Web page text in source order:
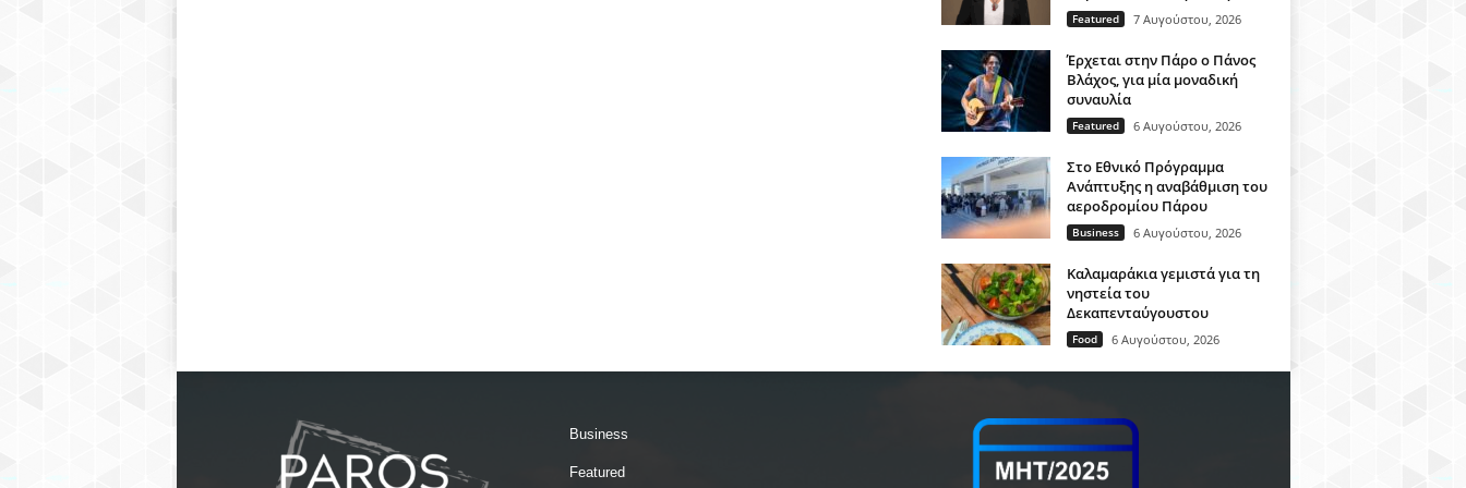
Featured 7 Αυγούστου, 2026
Έρχεται στην Πάρο ο Πάνος
Βλάχος, για μία μοναδική
συναυλία
Featured 6 Αυγούστου, 2026
Στο Εθνικό Πρόγραμμα
Ανάπτυξης η αναβάθμιση του
αεροδρομίου Πάρου
Business 6 Αυγούστου, 2026
Καλαμαράκια γεμιστά για τη
νηστεία του
Δεκαπενταύγουστου
Food 6 Αυγούστου, 2026
Business
Featured